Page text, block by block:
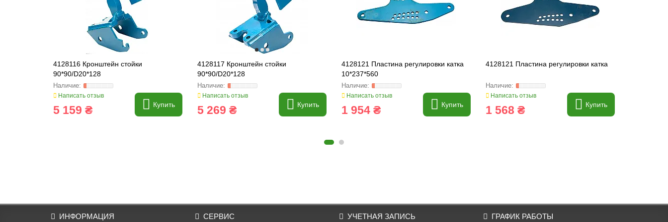
4128116 Кронштейн стойки
90*90/D20*128
Написать отзыв
5 159 ₴ Купить
4128117 Кронштейн стойки
90*90/D20*128
Написать отзыв
5 269 ₴ Купить
4128121 Пластина регулировки катка
10*237*560
Написать отзыв
1 954 ₴ Купить
4128121 Пластина регулировки катка
Написать отзыв
1 568 ₴ Купить
ИНФОРМАЦИЯ СЕРВИС УЧЕТНАЯ ЗАПИСЬ ГРАФИК РАБОТЫ